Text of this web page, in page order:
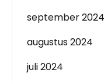
september 2024
augustus 2024
juli 2024